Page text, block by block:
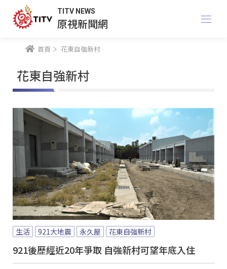
TITV NEWS
原視新聞網
首頁 花東自強新村
花東自強新村
生活 921大地震 永久屋 花東自強新村
921後歷經近20年爭取 自強新村可望年底入住